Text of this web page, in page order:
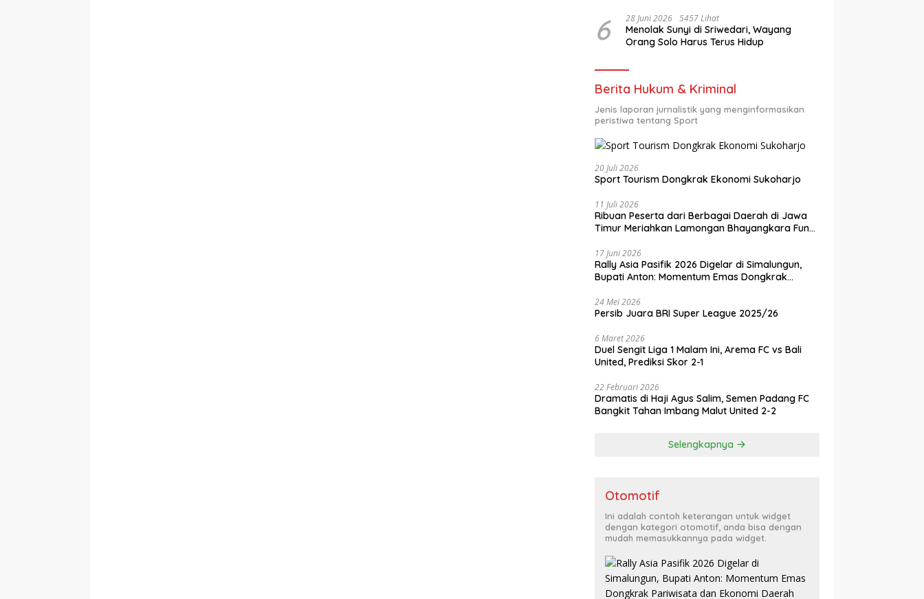
6 28 Juni 2026 5457 Lihat
Menolak Sunyi di Sriwedari, Wayang
Orang Solo Harus Terus Hidup
Berita Hukum & Kriminal
Jenis laporan jurnalistik yang menginformasikan
peristiwa tentang Sport
20 Juli 2026
Sport Tourism Dongkrak Ekonomi Sukoharjo
11 Juli 2026
Ribuan Peserta dari Berbagai Daerah di Jawa
Timur Meriahkan Lamongan Bhayangkara Fun
17 Juni 2026
Rally Asia Pasifik 2026 Digelar di Simalungun,
Bupati Anton: Momentum Emas Dongkrak
24 Mei 2026
Persib Juara BRI Super League 2025/26
6 Maret 2026
Duel Sengit Liga 1 Malam Ini, Arema FC vs Bali
United, Prediksi Skor 2-1
22 Februari 2026
Dramatis di Haji Agus Salim, Semen Padang FC
Bangkit Tahan Imbang Malut United 2-2
Selengkapnya
Otomotif
Ini adalah contoh keterangan untuk widget
dengan kategori otomotif, anda bisa dengan
mudah memasukkannya pada widget.